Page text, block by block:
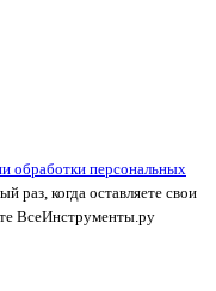
обработки персональных
раз, когда оставляете свои
ВсеИнструменты.ру